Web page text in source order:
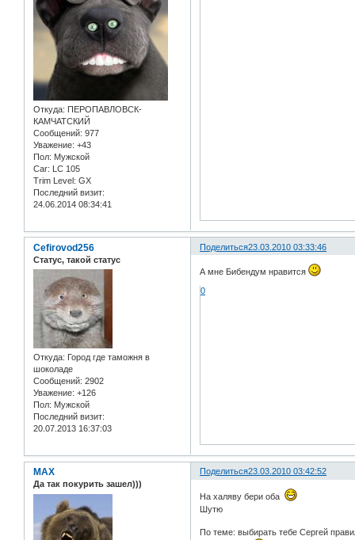
Откуда: ПЕРОПАВЛОВСК-
КАМЧАТСКИЙ
Сообщений: 977
Уважение: +43
Пол: Мужской
Car: LC 105
Trim Level: GX
Последний визит:
24.06.2014 08:34:41
Поделиться23.03.2010 03:33:46
Cefirovod256
Статус, такой статус
Откуда: Город где таможня в
шоколаде
Сообщений: 2902
Уважение: +126
Пол: Мужской
Последний визит:
20.07.2013 16:37:03
А мне Бибендум нравится
0
Поделиться23.03.2010 03:42:52
MAX
Да так покурить зашел)))
На халяву бери оба
Шутю
По теме: выбирать тебе Сергей